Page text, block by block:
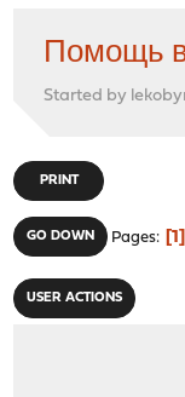
Помощь
Started by
PRINT
GO DOWN Pages 1
USER ACTIONS